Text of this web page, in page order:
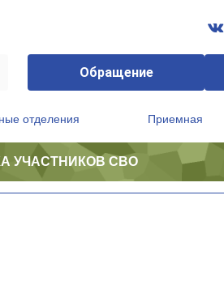
Обращение
отделения Приемная
УЧАСТНИКОВ СВО